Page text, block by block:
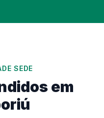
SEDE
em